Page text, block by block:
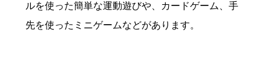
ルを使った簡単な運動遊びや、カードゲーム、手
先を使ったミニゲームなどがあります。